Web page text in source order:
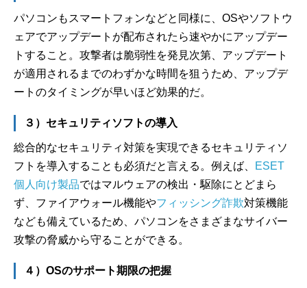
パソコンもスマートフォンなどと同様に、OSやソフトウ
ェアでアップデートが配布されたら速やかにアップデー
トすること。攻撃者は脆弱性を発見次第、アップデート
が適用されるまでのわずかな時間を狙うため、アップデ
ートのタイミングが早いほど効果的だ。
３）セキュリティソフトの導入
総合的なセキュリティ対策を実現できるセキュリティソ
フトを導入することも必須だと言える。例えば、
ESET
個人向け製品ではマルウェアの検出・駆除にとどまら
ず、ファイアウォール機能やフィッシング詐欺対策機能
なども備えているため、パソコンをさまざまなサイバー
攻撃の脅威から守ることができる。
４）OSのサポート期限の把握